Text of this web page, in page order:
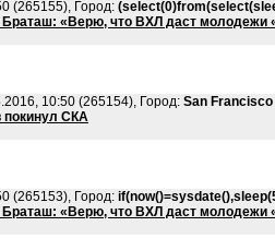
(265155), Город:
Браташ: «Верю, что ВХЛ даст молодежи
10:50 (265154), Город: San Francisco
покинул СКА
(265153), Город:
Браташ: «Верю, что ВХЛ даст молодежи